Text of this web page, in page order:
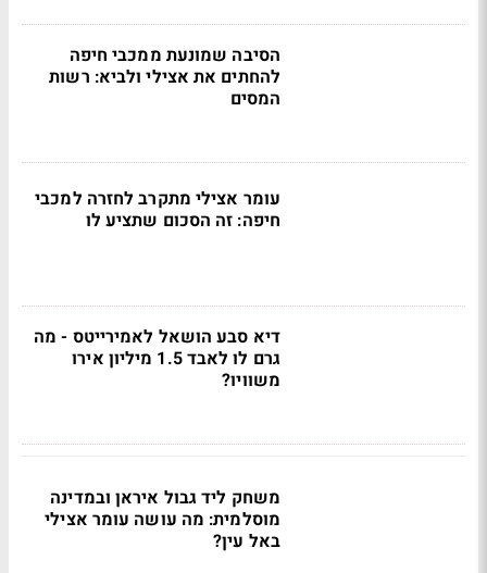
הסיבה שמונעת ממכבי חיפה
להחתים את אצילי ולביא: רשות
המסים
עומר אצילי מתקרב לחזרה למכבי
חיפה: זה הסכום שתציע לו
דיא סבע הושאל לאמירייטס - מה
גרם לו לאבד 1.5 מיליון אירו
משוויו?
משחק ליד גבול איראן ובמדינה
מוסלמית: מה עושה עומר אצילי
באל עין?